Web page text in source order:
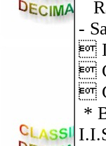
-



*